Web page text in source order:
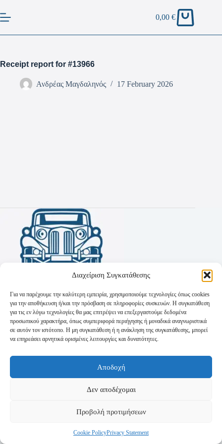
Διαχείριση Συγκατάθεσης
Για να παρέχουμε την καλύτερη εμπειρία, χρησιμοποιούμε τεχνολογίες όπως cookies
για την αποθήκευση ή/και την πρόσβαση σε πληροφορίες συσκευών. Η συγκατάθεση
για τις εν λόγω τεχνολογίες θα μας επιτρέψει να επεξεργαστούμε δεδομένα
προσωπικού χαρακτήρα, όπως συμπεριφορά περιήγησης ή μοναδικά αναγνωριστικά
σε αυτόν τον ιστότοπο. Η μη συγκατάθεση ή η ανάκληση της συγκατάθεσης, μπορεί
να επηρεάσει αρνητικά ορισμένες λειτουργίες και δυνατότητες.
Αποδοχή
Δεν αποδέχομαι
Προβολή προτιμήσεων
Cookie PolicyPrivacy Statement
0,00€
Receipt report for #13966
Ανδρέας Μαγδαληνός 17 February 2026
Πολιτική Απορρήτου
Τρόποι Αποστολής
Τρόποι Πληρωμής